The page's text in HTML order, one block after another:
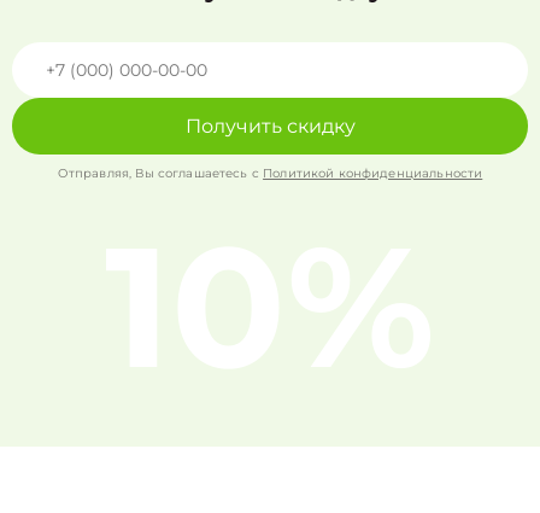
Получить скидку
Отправляя, Вы соглашаетесь с Политикой конфиденциальности
10%